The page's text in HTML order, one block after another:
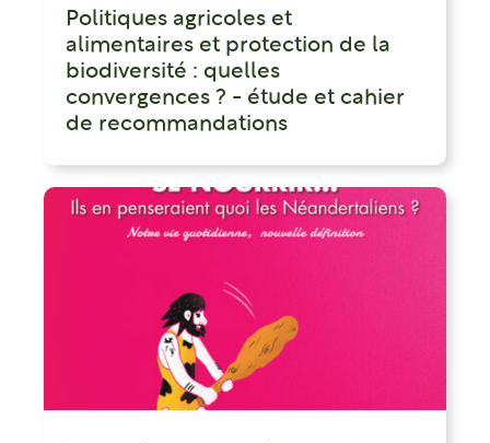
Politiques agricoles et
alimentaires et protection de la
biodiversité : quelles
convergences ? - étude et cahier
de recommandations